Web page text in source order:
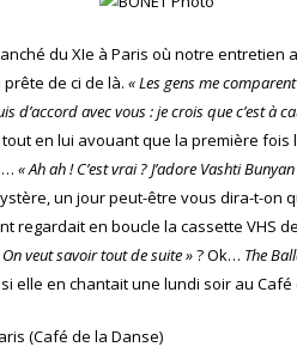
du XIe à Paris où notre
de ci de là. « Les gens me
d’accord avec vous : je crois que c’est à
en lui avouant que la première fois
« Ah ah ! C’est vrai ? J’adore Vashti
un jour peut-être vous dira-t-on
regardait en boucle la cassette VHS de
On veut savoir tout de suite »? Ok… The
elle en chantait une lundi soir au Café
(Café de la Danse)